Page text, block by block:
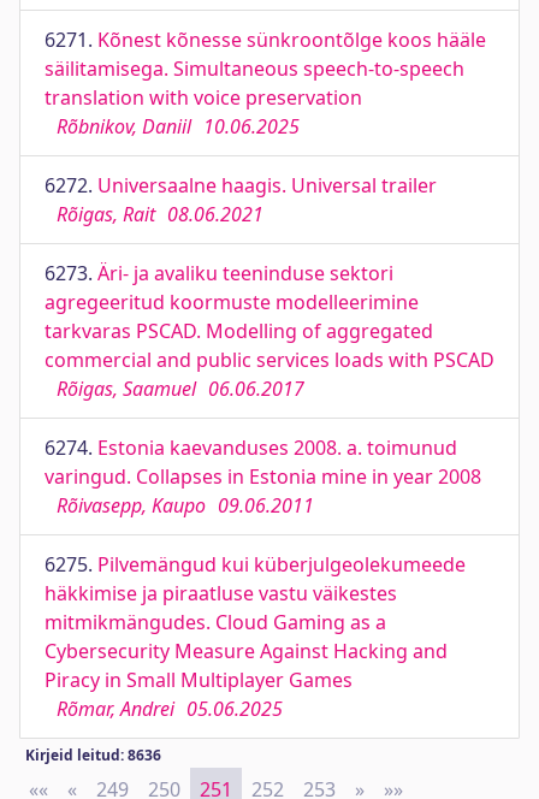
6271. Kõnest kõnesse sünkroontõlge koos hääle
säilitamisega. Simultaneous speech-to-speech
translation with voice preservation
Rõbnikov, Daniil 10.06.2025
6272. Universaalne haagis. Universal trailer
Rõigas, Rait 08.06.2021
6273. Äri- ja avaliku teeninduse sektori
agregeeritud koormuste modelleerimine
tarkvaras PSCAD. Modelling of aggregated
commercial and public services loads with PSCAD
Rõigas, Saamuel 06.06.2017
6274. Estonia kaevanduses 2008. a. toimunud
varingud. Collapses in Estonia mine in year 2008
Rõivasepp, Kaupo 09.06.2011
6275. Pilvemängud kui küberjulgeolekumeede
häkkimise ja piraatluse vastu väikestes
mitmikmängudes. Cloud Gaming as a
Cybersecurity Measure Against Hacking and
Piracy in Small Multiplayer Games
Rõmar, Andrei 05.06.2025
Kirjeid leitud: 8636
«« First
« Previous
249 250 251 252 253 » Next
»»